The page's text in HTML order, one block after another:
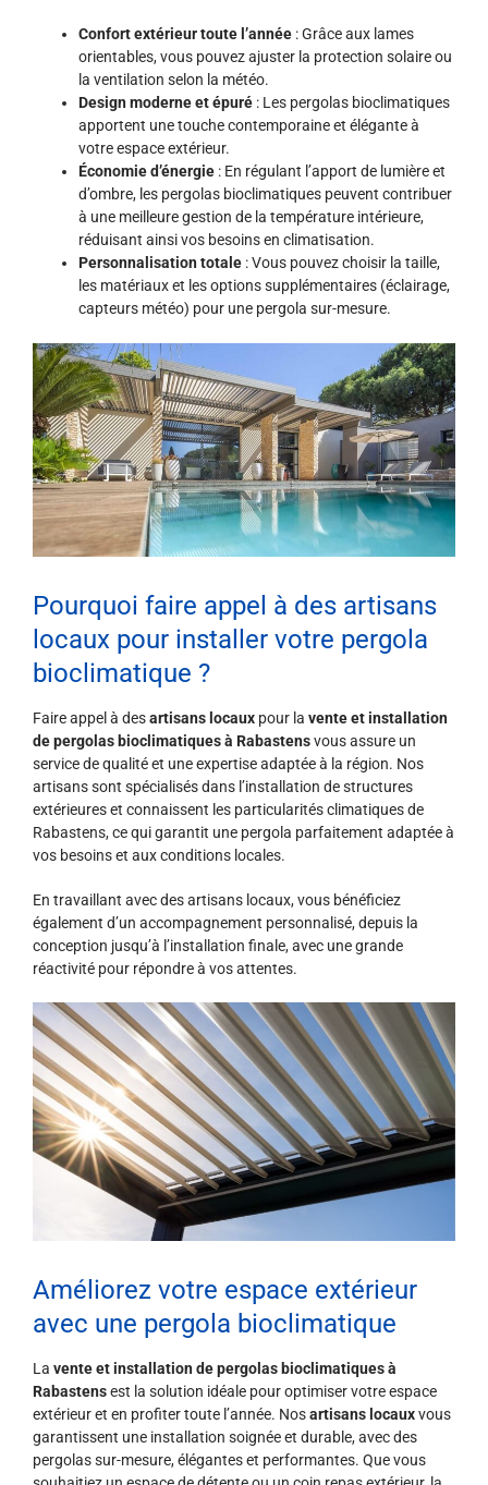
Confort extérieur toute l’année : Grâce aux lames
orientables, vous pouvez ajuster la protection solaire ou
la ventilation selon la météo.
Design moderne et épuré : Les pergolas bioclimatiques
apportent une touche contemporaine et élégante à
votre espace extérieur.
Économie d’énergie : En régulant l’apport de lumière et
d’ombre, les pergolas bioclimatiques peuvent contribuer
à une meilleure gestion de la température intérieure,
réduisant ainsi vos besoins en climatisation.
Personnalisation totale : Vous pouvez choisir la taille,
les matériaux et les options supplémentaires (éclairage,
capteurs météo) pour une pergola sur-mesure.
Pourquoi faire appel à des artisans
locaux pour installer votre pergola
bioclimatique ?
Faire appel à desartisans locaux pour la vente et installation
de pergolas bioclimatiques à Rabastensvous assure un
service de qualité et une expertise adaptée à la région. Nos
artisans sont spécialisés dans l’installation de structures
extérieures et connaissent les particularités climatiques de
Rabastens, ce qui garantit une pergola parfaitement adaptée à
vos besoins et aux conditions locales.
En travaillant avec des artisans locaux, vous bénéficiez
également d’un accompagnement personnalisé, depuis la
conception jusqu’à l’installation finale, avec une grande
réactivité pour répondre à vos attentes.
Améliorez votre espace extérieur
avec une pergola bioclimatique
La vente et installation de pergolas bioclimatiques à
Rabastensest la solution idéale pour optimiser votre espace
extérieur et en profiter toute l’année. Nosartisans locauxvous
garantissent une installation soignée et durable, avec des
pergolas sur-mesure, élégantes et performantes. Que vous